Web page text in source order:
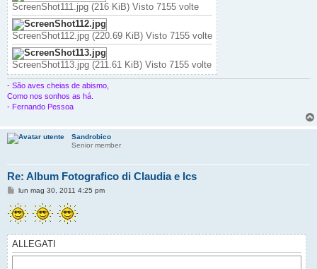
ScreenShot111.jpg (216 KiB) Visto 7155 volte
ScreenShot112.jpg (220.69 KiB) Visto 7155 volte
ScreenShot113.jpg (211.61 KiB) Visto 7155 volte
- São aves cheias de abismo,
Como nos sonhos as há.
- Fernando Pessoa
Sandrobico
Senior member
Re: Album Fotografico di Claudia e Ics
M
s
s
a
g
o
lun mag 30, 2011 4:25 pm
ALLEGATI